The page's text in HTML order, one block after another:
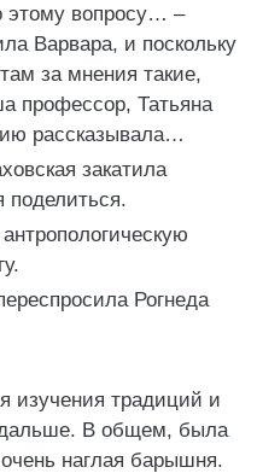
этому вопросу… –
Варвара, и поскольку
за мнения такие,
профессор, Татьяна
рассказывала…
закатила
поделиться.
Рогнеда
изучения традиций и
В общем, была
наглая барышня.